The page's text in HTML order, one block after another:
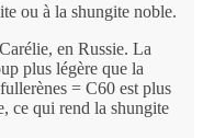
ou à la shungite noble.
en Russie. La
plus légère que la
= C60 est plus
ce qui rend la shungite